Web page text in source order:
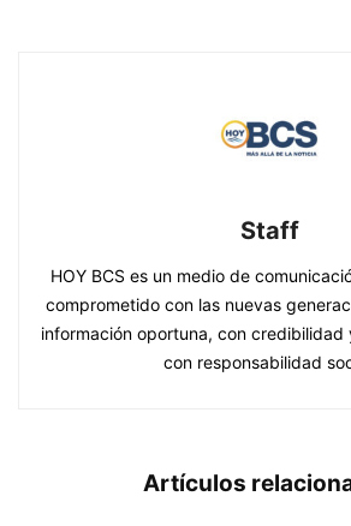
Staff
HOY BCS es un medio de
comprometido con las nuevas
información oportuna, con credibilidad
con responsabilidad
Artículos